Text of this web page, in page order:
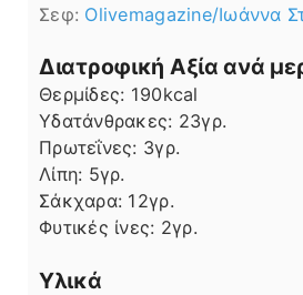
Σεφ: Olivemagazine/Ιωάννα
Διατροφική Αξία ανά
Θερμίδες: 190kcal
Υδατάνθρακες: 23γρ.
Πρωτεΐνες: 3γρ.
Λίπη
Λίπη: 5γρ.
Σάκχαρα: 12γρ.
Φυτικές ίνες: 2γρ.
Υλικά